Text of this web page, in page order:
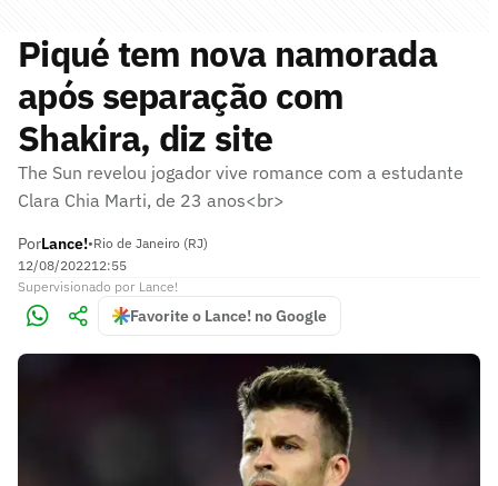
Piqué tem nova namorada
após separação com
Shakira, diz site
The Sun revelou jogador vive romance com a estudante
Clara Chia Marti, de 23 anos<br>
PorLance!•Rio de Janeiro (RJ)
12/08/202212:55
Supervisionado por Lance!
Favorite o Lance! no Google